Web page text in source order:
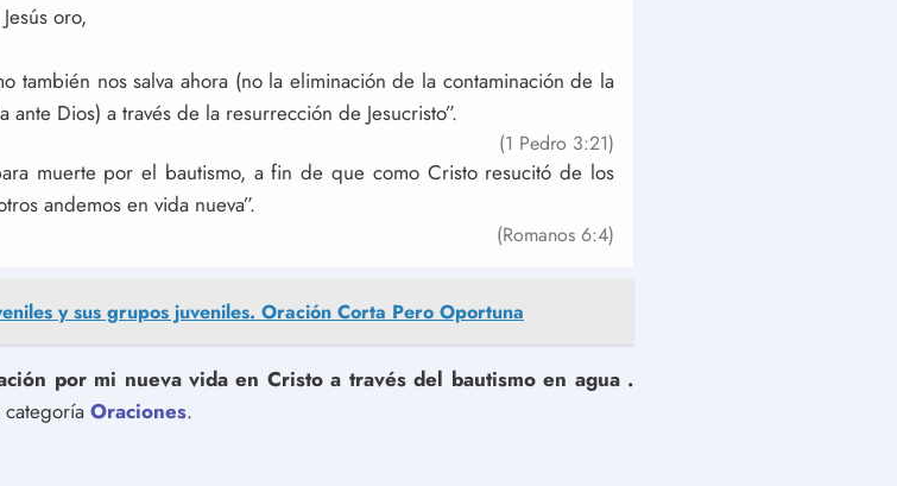
oro,
también nos salva ahora (no la eliminación de la contaminación de la
Dios) a través de la resurrección de Jesucristo”.
(1 Pedro 3:21)
muerte por el bautismo, a fin de que como Cristo resucitó de los
andemos en vida nueva”.
(Romanos 6:4)
y sus grupos juveniles. Oración Corta Pero Oportuna
por mi nueva vida en Cristo a través del bautismo en agua .
Oraciones.